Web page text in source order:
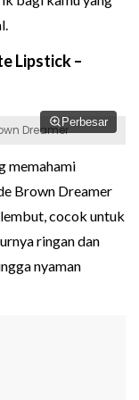
Lipstick –
Perbesar
Dreamer
memahami
Brown Dreamer
cocok untuk
ringan dan
nyaman